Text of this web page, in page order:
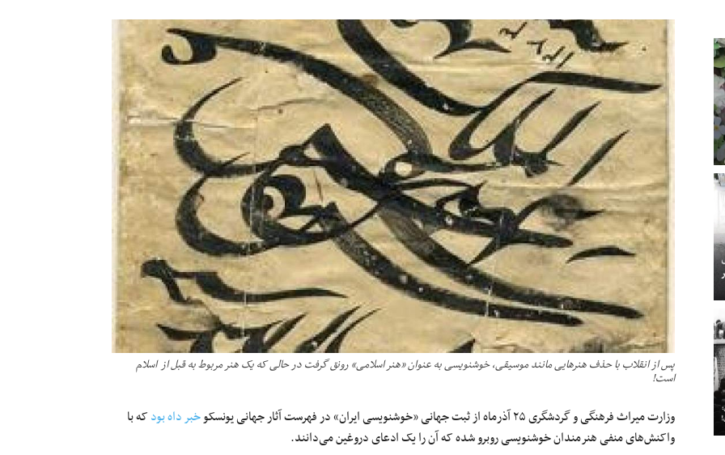
پس از انقلاب با حذف هنرهایی مانند موسیقی، خوشنویسی به عنوان «هنر اسلامی» رونق گرفت در حالی که یک هنر مربوط به قبل از اسلام
است!
وزارت میراث فرهنگی و گردشگری ۲۵ آذرماه از ثبت جهانی «خوشنویسی ایران» در فهرست آثار جهانی یونسکو خبر داه بودکه با
واکنش‌های منفی هنرمندان خوشنویسی روبرو شده که آن را یک ادعای دروغین می‌دانند.